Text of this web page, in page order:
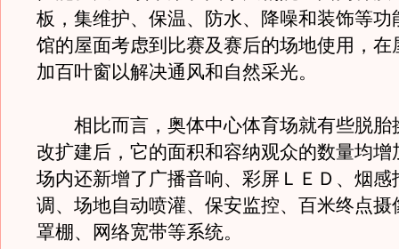
板，集维护、保温、防水、降噪和装饰等功
馆的屋面考虑到比赛及赛后的场地使用，在
加百叶窗以解决通风和自然采光。
相比而言，奥体中心体育场就有些脱胎
改扩建后，它的面积和容纳观众的数量均增
场内还新增了广播音响、彩屏ＬＥＤ、烟感
调、场地自动喷灌、保安监控、百米终点摄
罩棚、网络宽带等系统。